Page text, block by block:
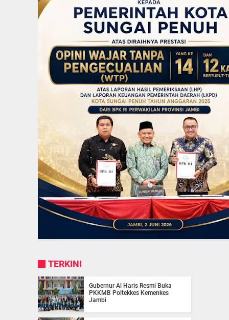
TERKINI
Gubernur Al Haris Resmi Buka
PKKMB Poltekkes Kemenkes
Jambi